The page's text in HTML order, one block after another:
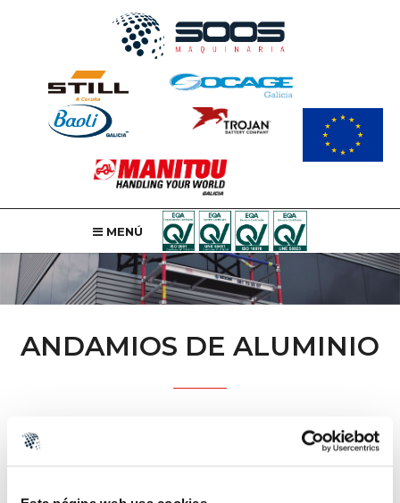
MENÚ
ANDAMIOS DE ALUMINIO
Diseñamos soluciones rápidas a los problemas de
altura
respecto a los andamios tradicionales.